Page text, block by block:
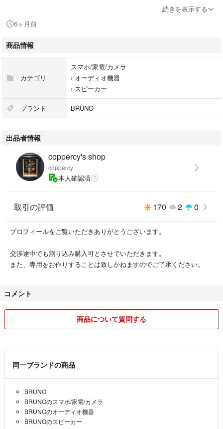
スピーカータイプ：ステレオ
本体重量：68 g
#BDE060-GRG
#スマホ/家電/カメラ
#スピーカー
続きを表示する
6ヶ月前
商品情報
カテゴリ
スマホ/家電/カメラ
› オーディオ機器
› スピーカー
ブランド BRUNO
出品者情報
coppercy's shop
coppercy
本人確認済
取引の評価 170 2 0
プロフィールをご覧いただきありがとうございます。
交渉途中でも割り込み購入可とさせていただきます。
また、専用をお作りすることは致しかねますのでご了承ください。
コメント
商品について質問する
同一ブランドの商品
BRUNO
BRUNOのスマホ/家電/カメラ
BRUNOのオーディオ機器
BRUNOのスピーカー